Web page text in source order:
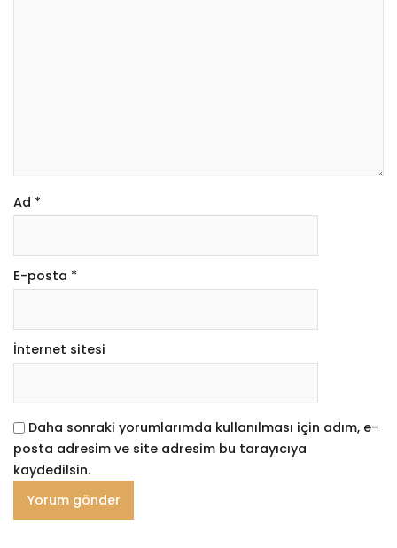
Ad *
E-posta *
İnternet sitesi
Daha sonraki yorumlarımda kullanılması için adım, e-
posta adresim ve site adresim bu tarayıcıya
kaydedilsin.